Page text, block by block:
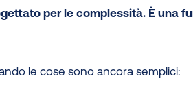
per le complessità. È una
le cose sono ancora semplici: